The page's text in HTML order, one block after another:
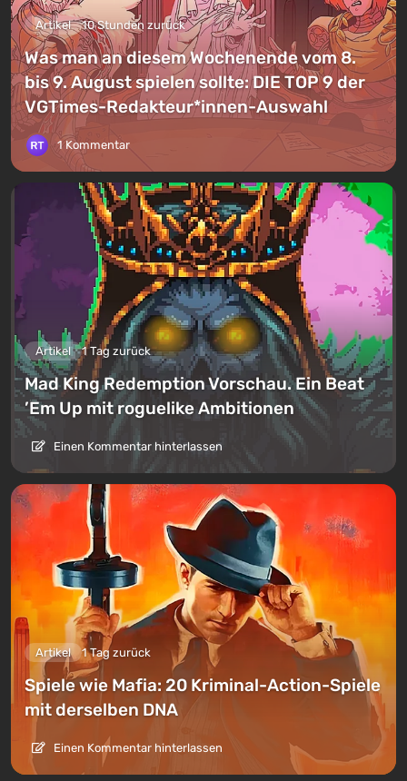
Artikel 10 Stunden zurück
Was man an diesem Wochenende vom 8.
bis 9. August spielen sollte: DIE TOP 9 der
VGTimes-Redakteur*innen-Auswahl
1 Kommentar
Artikel 1 Tag zurück
Mad King Redemption Vorschau. Ein Beat
’Em Up mit roguelike Ambitionen
Einen Kommentar hinterlassen
Artikel 1 Tag zurück
Spiele wie Mafia: 20 Kriminal-Action-Spiele
mit derselben DNA
Einen Kommentar hinterlassen